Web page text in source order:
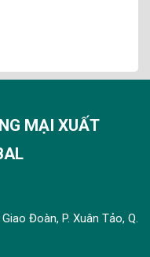
MẠI XUẤT
Đoàn, P. Xuân Tảo, Q.